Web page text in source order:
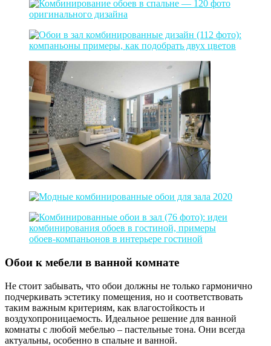
Обои к мебели в ванной комнате
Не стоит забывать, что обои должны не только гармонично
подчеркивать эстетику помещения, но и соответствовать
таким важным критериям, как влагостойкость и
воздухопроницаемость. Идеальное решение для ванной
комнаты с любой мебелью – пастельные тона. Они всегда
актуальны, особенно в спальне и ванной.